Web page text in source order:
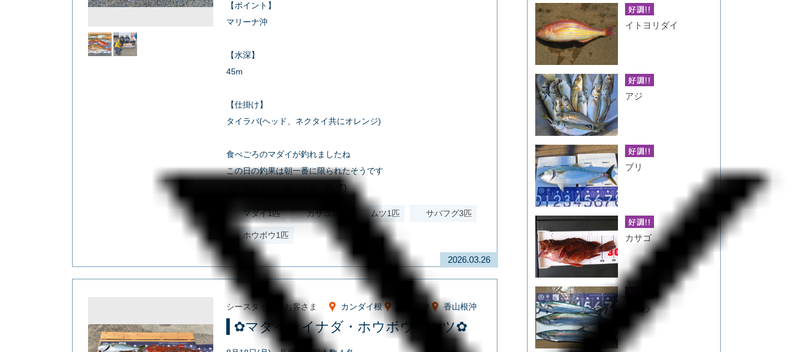
【ポイント】
マリーナ沖
【水深】
45m
【仕掛け】
タイラバ(ヘッド、ネクタイ共にオレンジ)
食べごろのマダイが釣れましたね
この日の釣果は朝一番に限られたそうです
その後はどこへ行っても…(T_T)
マダイ1匹 カサゴ1匹 ムツ1匹 サバフグ3匹
ホウボウ1匹
2026.03.26
シースタイルのお客さま カンダイ根 金田湾沖 香山根沖
✿マダイ・イナダ・ホウボウ・ムツ✿
イトヨリダイ
アジ
ブリ
カサゴ
サワラ